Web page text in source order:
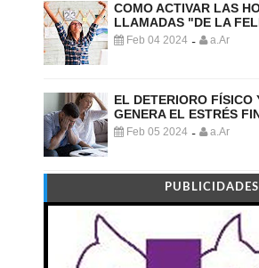
COMO ACTIVAR LAS
LLAMADAS "DE LA
Feb 04 2024 - a.Ar
EL DETERIORO FÍSICO
GENERA EL ESTRÉS
Feb 05 2024 - a.Ar
PUBLICIDADES